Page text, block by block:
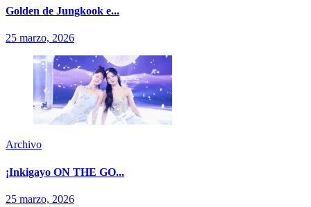
Golden de Jungkook e...
25 marzo, 2026
Archivo
¡Inkigayo ON THE GO...
25 marzo, 2026